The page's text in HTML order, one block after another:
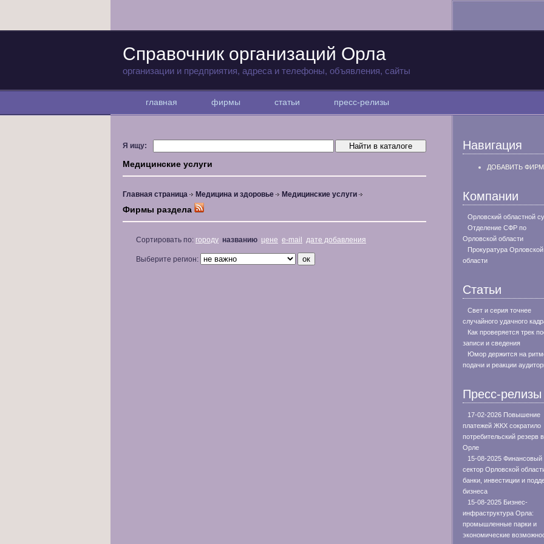
Справочник организаций Орла
организации и предприятия, адреса и телефоны, объявления, сайты
главная фирмы статьи пресс-релизы
Я ищу:
Медицинские услуги
Главная страница Медицина и здоровье Медицинские услуги
Фирмы раздела
Сортировать по: городу названию цене e-mail дате добавления
Выберите регион:
Навигация
ДОБАВИТЬ
Компании
Орловский областной
Отделение СФР по
Орловской области
Прокуратура Орловской
области
Статьи
Свет и серия точнее
случайного удачного
Как проверяется трек
записи и сведения
Юмор держится на
подачи и реакции
Пресс-релизы
17-02-2026 Повышение
платежей ЖКХ сократило
потребительский резерв в
Орле
15-08-2025 Финансовый
сектор Орловской
банки, инвестиции и
бизнеса
15-08-2025 Бизнес-
инфраструктура Орла:
промышленные парки и
экономические